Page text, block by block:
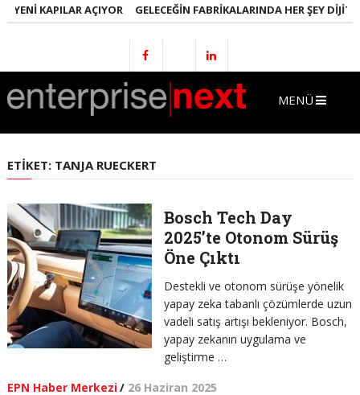
YENI KAPILAR AÇIYOR GELECEĞIN FABRIKALARINDA HER ŞEY
MENÜ
ETIKET: TANJA RUECKERT
Bosch Tech Day
2025’te Otonom Sürüş
Öne Çıktı
Destekli ve otonom sürüşe yönelik
yapay zeka tabanlı çözümlerde uzun
vadeli satış artışı bekleniyor. Bosch,
yapay zekanın uygulama ve
geliştirme …
EPN Haber Merkezi/ 26 Haziran 2025